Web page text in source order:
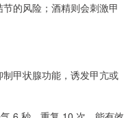
的风险；酒精则会刺激甲
甲状腺功能，诱发甲亢或